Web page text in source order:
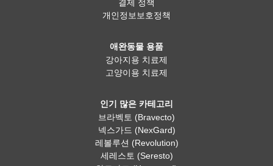
결제 정책
개인정보보호정책
애완동물 용품
강아지용 치료제
고양이용 치료제
인기 많은 카테고리
브라벡토 (Bravecto)
넥스가드 (NexGard)
레볼루션 (Revolution)
세레스토 (Seresto)